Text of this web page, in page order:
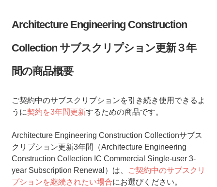
Architecture Engineering Construction
Collection サブスクリプション更新３年
間の商品概要
ご契約中のサブスクリプションを引き続き使用できるよ
うに契約を3年間更新するための商品です。
Architecture Engineering Construction Collectionサブス
クリプション更新3年間（Architecture Engineering
Construction Collection IC Commercial Single-user 3-
year Subscription Renewal）は、
ご契約中のサブスクリ
プションを継続されたい場合にお選びください。